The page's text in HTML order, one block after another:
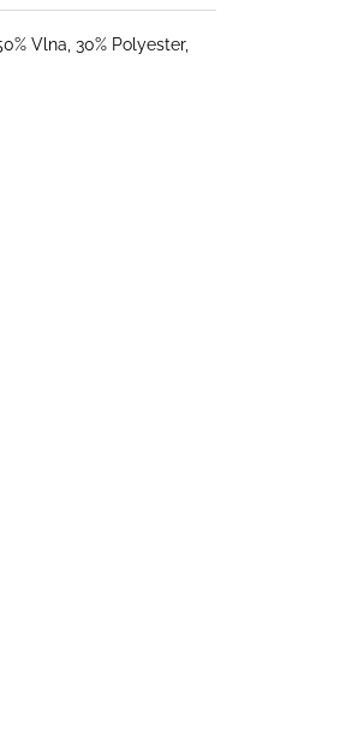
Vlna, 30% Polyester,